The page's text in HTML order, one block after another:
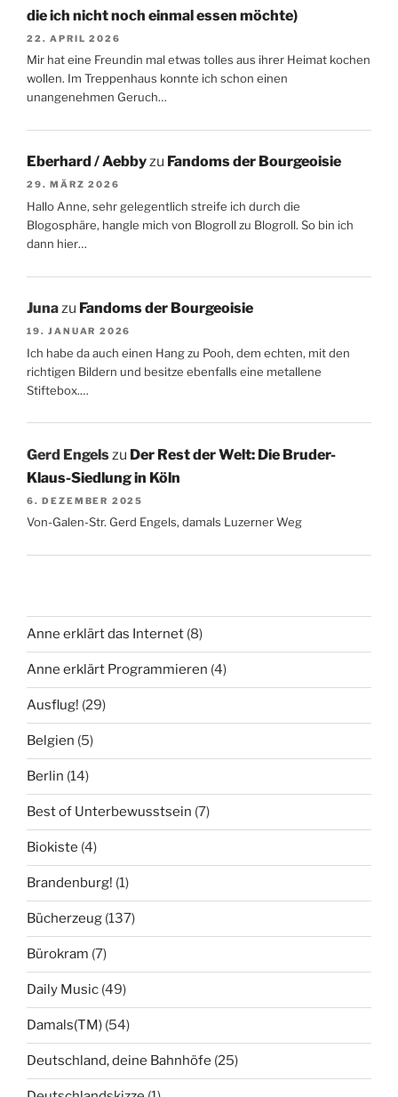
die ich nicht noch einmal essen möchte)
22. APRIL 2026
Mir hat eine Freundin mal etwas tolles aus ihrer Heimat kochen
wollen. Im Treppenhaus konnte ich schon einen
unangenehmen Geruch…
Eberhard / Aebbyzu Fandoms der Bourgeoisie
29. MÄRZ 2026
Hallo Anne, sehr gelegentlich streife ich durch die
Blogosphäre, hangle mich von Blogroll zu Blogroll. So bin ich
dann hier…
Junazu Fandoms der Bourgeoisie
19. JANUAR 2026
Ich habe da auch einen Hang zu Pooh, dem echten, mit den
richtigen Bildern und besitze ebenfalls eine metallene
Stiftebox.…
Gerd Engelszu Der Rest der Welt: Die Bruder-
Klaus-Siedlung in Köln
6. DEZEMBER 2025
Von-Galen-Str. Gerd Engels, damals Luzerner Weg
Anne erklärt das Internet (8)
Anne erklärt Programmieren (4)
Ausflug! (29)
Belgien (5)
Berlin (14)
Best of Unterbewusstsein (7)
Biokiste (4)
Brandenburg! (1)
Bücherzeug (137)
Bürokram (7)
Daily Music (49)
Damals(TM) (54)
Deutschland, deine Bahnhöfe (25)